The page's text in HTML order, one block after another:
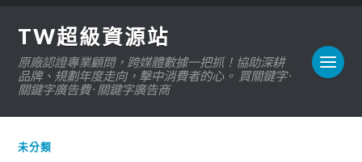
TW超級資源站
原廠認證專業顧問，跨媒體數據一把抓！協助深耕
品牌、規劃年度走向，擊中消費者的心。 買關鍵字 ·
關鍵字廣告費 · 關鍵字廣告商
未分類